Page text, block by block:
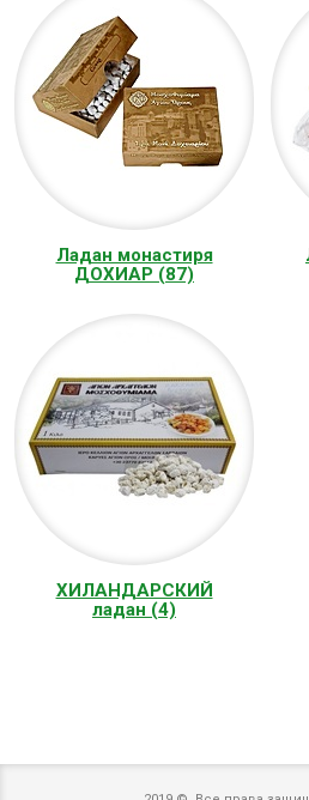
Ладан монастиря
ДОХИАР (87)
ХИЛАНДАРСКИЙ
ладан (4)